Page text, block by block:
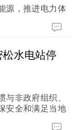
源，推进电力体
松水电站停
非政府组织、
安全和满足当地